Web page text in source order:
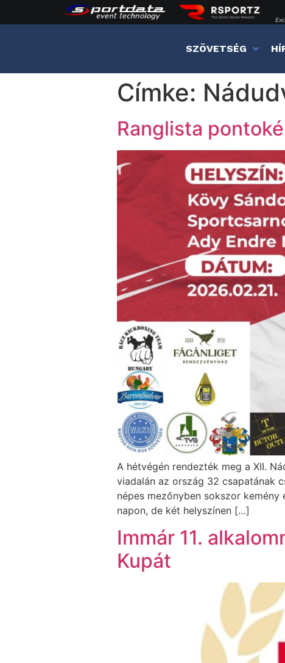
SZÖVETSÉG
Címke:
Ranglista
A hétvégén rendezték meg a XII.
viadalán az ország 32 csapatának
népes mezőnyben sokszor
napon, de két helyszínen […]
Immár 11.
Kupát